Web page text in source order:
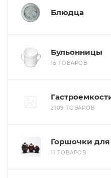
Блюдца
Бульонницы
15 ТОВАРОВ
2109 ТОВАРОВ
Горшочки
11 ТОВАРОВ